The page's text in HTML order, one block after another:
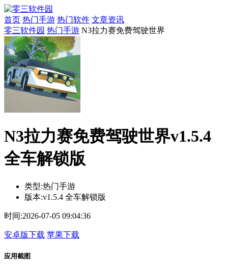
首页 热门手游 热门软件 文章资讯
零三软件园 热门手游 N3拉力赛免费驾驶世界
N3拉力赛免费驾驶世界v1.5.4
全车解锁版
类型:热门手游
版本:v1.5.4 全车解锁版
时间:2026-07-05 09:04:36
安卓版下载 苹果下载
应用截图